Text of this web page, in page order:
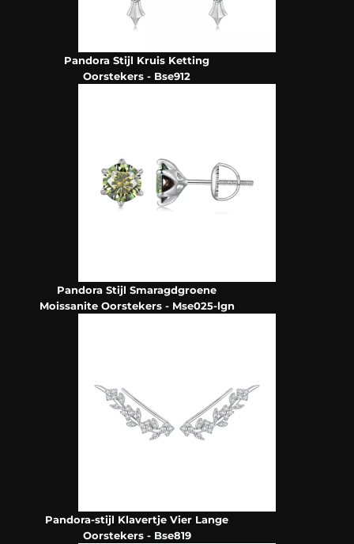
Pandora Stijl Kruis Ketting
Oorstekers - Bse912
Pandora Stijl Smaragdgroene
Moissanite Oorstekers - Mse025-lgn
Pandora-stijl Klavertje Vier Lange
Oorstekers - Bse819